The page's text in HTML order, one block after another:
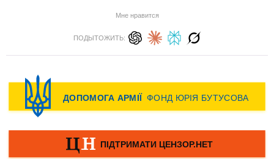
Мне нравится
ПОДЫТОЖИТЬ: